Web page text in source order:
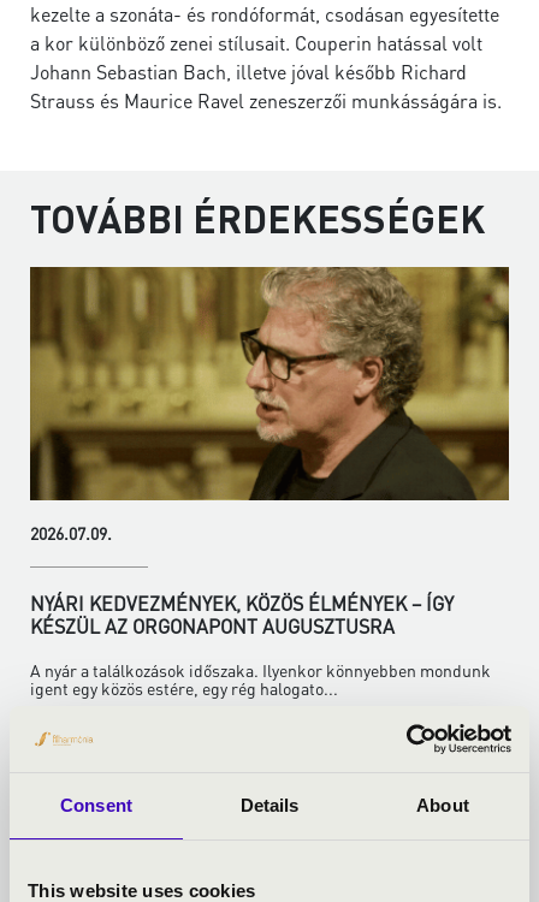
Consent Details About
This website uses cookies
kezelte a szonáta- és rondóformát, csodásan egyesítette
a kor különböző zenei stílusait. Couperin hatással volt
Johann Sebastian Bach, illetve jóval később Richard
Strauss és Maurice Ravel zeneszerzői munkásságára is.
TOVÁBBI ÉRDEKESSÉGEK
2026.07.09.
NYÁRI KEDVEZMÉNYEK, KÖZÖS ÉLMÉNYEK – ÍGY
KÉSZÜL AZ ORGONAPONT AUGUSZTUSRA
A nyár a találkozások időszaka. Ilyenkor könnyebben mondunk
igent egy közös estére, egy rég halogato...